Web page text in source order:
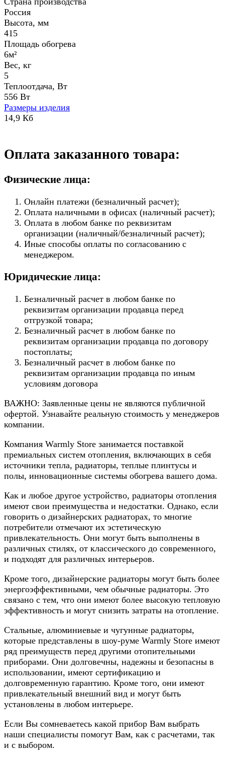
Россия
Высота, мм
415
Площадь обогрева
6м²
Вес, кг
5
Теплоотдача, Вт
556 Вт
Размеры изделия
14,9 Кб
Оплата заказанного товара:
Физические лица:
Онлайн платежи (безналичный расчет);
Оплата наличными в офисах (наличный расчет);
Оплата в любом банке по реквизитам
организации (наличный/безналичный расчет);
Иные способы оплаты по согласованию с
менеджером.
Юридические лица:
Безналичный расчет в любом банке по
реквизитам организации продавца перед
отгрузкой товара;
Безналичный расчет в любом банке по
реквизитам организации продавца по договору
постоплаты;
Безналичный расчет в любом банке по
реквизитам организации продавца по иным
условиям договора
ВАЖНО: Заявленные цены не являются публичной
офертой. Узнавайте реальную стоимость у менеджеров
компании.
Компания Warmly Store занимается поставкой
премиальных систем отопления, включающих в себя
источники тепла, радиаторы, теплые плинтусы и
полы, инновационные системы обогрева вашего дома.
Как и любое другое устройство, радиаторы отопления
имеют свои преимущества и недостатки. Однако, если
говорить о дизайнерских радиаторах, то многие
потребители отмечают их эстетическую
привлекательность. Они могут быть выполнены в
различных стилях, от классического до современного,
и подходят для различных интерьеров.
Кроме того, дизайнерские радиаторы могут быть более
энергоэффективными, чем обычные радиаторы. Это
связано с тем, что они имеют более высокую тепловую
эффективность и могут снизить затраты на отопление.
Стальные, алюминиевые и чугунные радиаторы,
которые представлены в шоу-руме Warmly Store имеют
ряд преимуществ перед другими отопительными
приборами. Они долговечны, надежны и безопасны в
использовании, имеют сертификацию и
долговременную гарантию. Кроме того, они имеют
привлекательный внешний вид и могут быть
установлены в любом интерьере.
Если Вы сомневаетесь какой прибор Вам выбрать
наши специалисты помогут Вам, как с расчетами, так
и с выбором.